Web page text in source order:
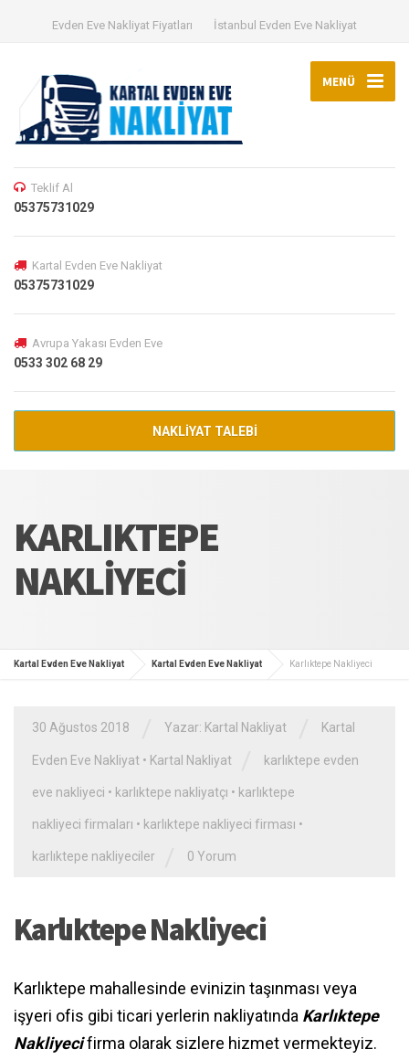
Evden Eve Nakliyat Fiyatları İstanbul Evden Eve Nakliyat
MENÜ
Teklif Al
05375731029
Kartal Evden Eve Nakliyat
05375731029
Avrupa Yakası Evden Eve
0533 302 68 29
NAKLİYAT TALEBİ
KARLIKTEPE
NAKLIYECI
Kartal Evden Eve Nakliyat Kartal Evden Eve Nakliyat Karlıktepe Nakliyeci
30 Ağustos 2018 Yazar: Kartal Nakliyat Kartal
Evden Eve Nakliyat • Kartal Nakliyat karlıktepe evden
eve nakliyeci • karlıktepe nakliyatçı • karlıktepe
nakliyeci firmaları • karlıktepe nakliyeci firması •
karlıktepe nakliyeciler 0 Yorum
Karlıktepe Nakliyeci
Karlıktepe mahallesinde evinizin taşınması veya
işyeri ofis gibi ticari yerlerin nakliyatında Karlıktepe
Nakliyecifirma olarak sizlere hizmet vermekteyiz.